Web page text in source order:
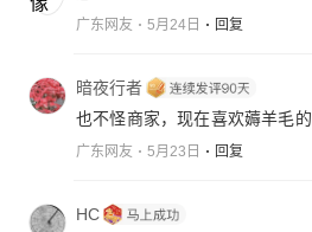
广东网友 5月24日 回复
暗夜行者
也不怪商家，现在喜欢薅羊毛
广东网友 5月23日 回复
HC